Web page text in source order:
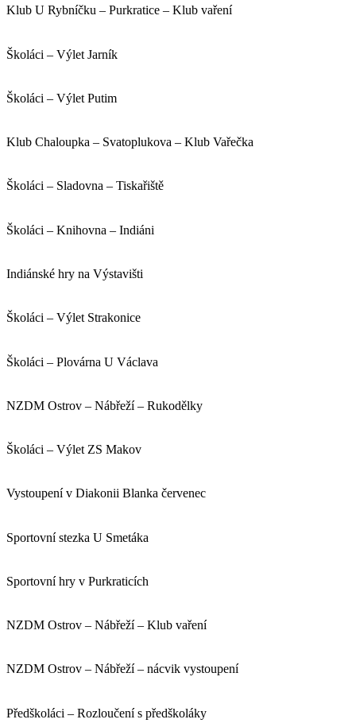
Klub U Rybníčku – Purkratice – Klub vaření
Školáci – Výlet Jarník
Školáci – Výlet Putim
Klub Chaloupka – Svatoplukova – Klub Vařečka
Školáci – Sladovna – Tiskařiště
Školáci – Knihovna – Indiáni
Indiánské hry na Výstavišti
Školáci – Výlet Strakonice
Školáci – Plovárna U Václava
NZDM Ostrov – Nábřeží – Rukodělky
Školáci – Výlet ZS Makov
Vystoupení v Diakonii Blanka červenec
Sportovní stezka U Smetáka
Sportovní hry v Purkraticích
NZDM Ostrov – Nábřeží – Klub vaření
NZDM Ostrov – Nábřeží – nácvik vystoupení
Předškoláci – Rozloučení s předškoláky